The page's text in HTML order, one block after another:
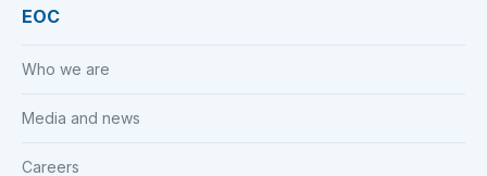
EOC
Who we are
Media and news
Careers